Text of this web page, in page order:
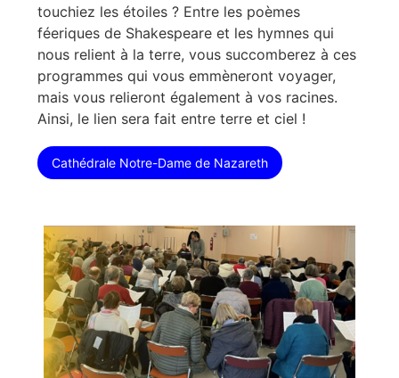
touchiez les étoiles ? Entre les poèmes
féeriques de Shakespeare et les hymnes qui
nous relient à la terre, vous succomberez à ces
programmes qui vous emmèneront voyager,
mais vous relieront également à vos racines.
Ainsi, le lien sera fait entre terre et ciel !
Cathédrale Notre-Dame de Nazareth